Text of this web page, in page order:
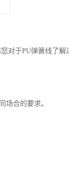
对于PU弹簧线了
场合的要求。